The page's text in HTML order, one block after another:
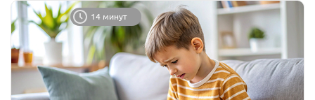
14 минут